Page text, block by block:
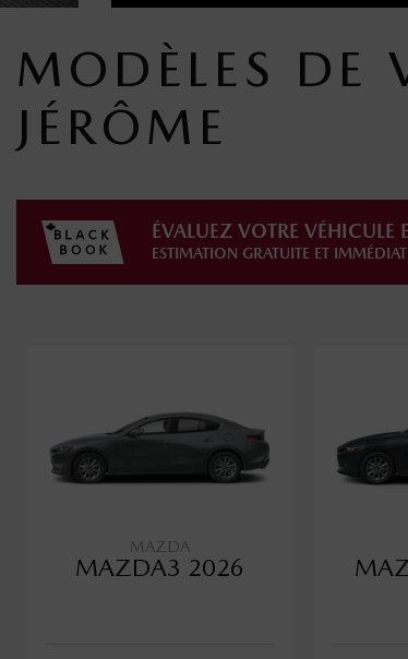
MODÈLES DE
JÉRÔME
ÉVALUEZ VOTRE VÉHICULE
ESTIMATION GRATUITE ET
MAZDA
MAZDA3 2026